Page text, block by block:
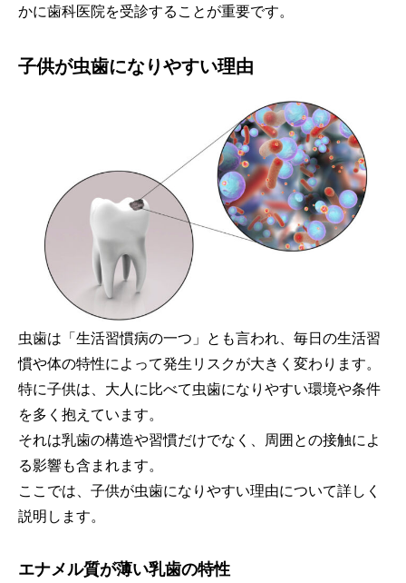
かに歯科医院を受診することが重要です。
子供が虫歯になりやすい理由
虫歯は「生活習慣病の一つ」とも言われ、毎日の生活習
慣や体の特性によって発生リスクが大きく変わります。
特に子供は、大人に比べて虫歯になりやすい環境や条件
を多く抱えています。
それは乳歯の構造や習慣だけでなく、周囲との接触によ
る影響も含まれます。
ここでは、子供が虫歯になりやすい理由について詳しく
説明します。
エナメル質が薄い乳歯の特性